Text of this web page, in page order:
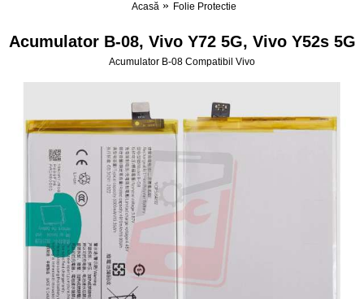
Acasă Folie Protectie
Acumulator B-08, Vivo Y72 5G, Vivo Y52s 5G
Acumulator B-08 Compatibil Vivo